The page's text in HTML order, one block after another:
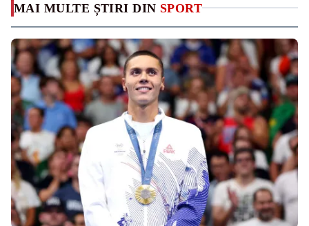
MAI MULTE ȘTIRI DIN SPORT